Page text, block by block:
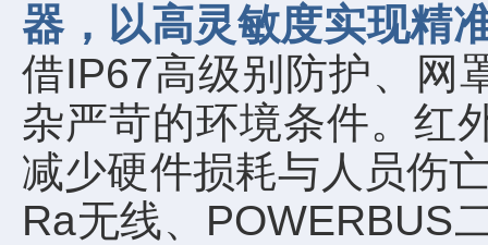
器，以高灵敏度实现精
借IP67高级别防护、网
杂严苛的环境条件。红
减少硬件损耗与人员伤
Ra无线、POWERBUS